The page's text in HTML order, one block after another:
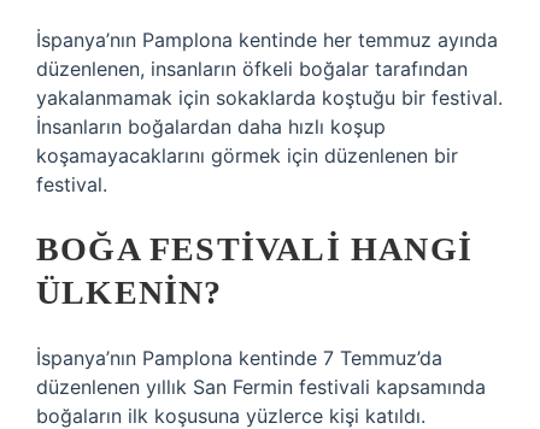
İspanya’nın Pamplona kentinde her temmuz ayında
düzenlenen, insanların öfkeli boğalar tarafından
yakalanmamak için sokaklarda koştuğu bir festival.
İnsanların boğalardan daha hızlı koşup
koşamayacaklarını görmek için düzenlenen bir
festival.
BOĞA FESTIVALI HANGI
ÜLKENIN?
İspanya’nın Pamplona kentinde 7 Temmuz’da
düzenlenen yıllık San Fermin festivali kapsamında
boğaların ilk koşusuna yüzlerce kişi katıldı.